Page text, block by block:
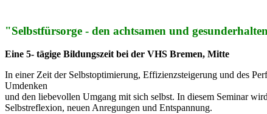
"Selbstfürsorge - den achtsamen und
Eine 5- tägige Bildungszeit bei der VHS Bremen, Mitte
In einer Zeit der Selbstoptimierung, Effizienzsteigerung und des
Umdenken
und den liebevollen Umgang mit sich selbst. In diesem Seminar
Selbstreflexion, neuen Anregungen und Entspannung.